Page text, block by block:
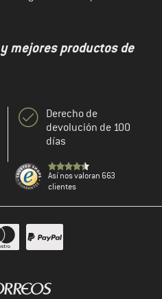
mejores productos de
Derecho de
devolución de 100
días
Así nos valoran 663
clientes